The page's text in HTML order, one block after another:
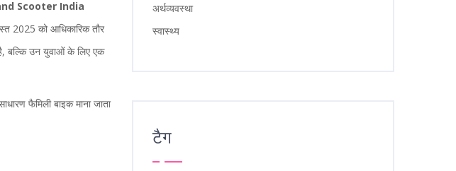
Scooter India
2025 को आधिकारिक तौर
बल्कि उन युवाओं के लिए एक
फैमिली बाइक माना जाता
अर्थव्यवस्था
स्वास्थ्य
टैग